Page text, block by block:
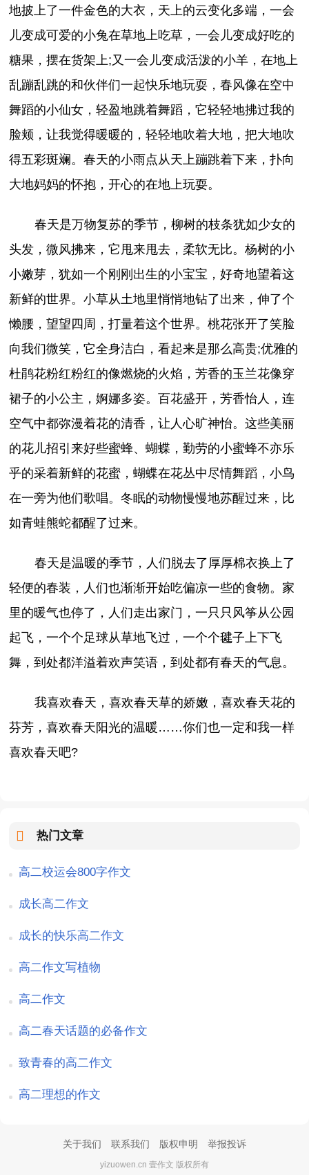
地披上了一件金色的大衣，天上的云变化多端，一会
儿变成可爱的小兔在草地上吃草，一会儿变成好吃的
糖果，摆在货架上;又一会儿变成活泼的小羊，在地上
乱蹦乱跳的和伙伴们一起快乐地玩耍，春风像在空中
舞蹈的小仙女，轻盈地跳着舞蹈，它轻轻地拂过我的
脸颊，让我觉得暖暖的，轻轻地吹着大地，把大地吹
得五彩斑斓。春天的小雨点从天上蹦跳着下来，扑向
大地妈妈的怀抱，开心的在地上玩耍。
春天是万物复苏的季节，柳树的枝条犹如少女的
头发，微风拂来，它甩来甩去，柔软无比。杨树的小
小嫩芽，犹如一个刚刚出生的小宝宝，好奇地望着这
新鲜的世界。小草从土地里悄悄地钻了出来，伸了个
懒腰，望望四周，打量着这个世界。桃花张开了笑脸
向我们微笑，它全身洁白，看起来是那么高贵;优雅的
杜鹃花粉红粉红的像燃烧的火焰，芳香的玉兰花像穿
裙子的小公主，婀娜多姿。百花盛开，芳香怡人，连
空气中都弥漫着花的清香，让人心旷神怡。这些美丽
的花儿招引来好些蜜蜂、蝴蝶，勤劳的小蜜蜂不亦乐
乎的采着新鲜的花蜜，蝴蝶在花丛中尽情舞蹈，小鸟
在一旁为他们歌唱。冬眠的动物慢慢地苏醒过来，比
如青蛙熊蛇都醒了过来。
春天是温暖的季节，人们脱去了厚厚棉衣换上了
轻便的春装，人们也渐渐开始吃偏凉一些的食物。家
里的暖气也停了，人们走出家门，一只只风筝从公园
起飞，一个个足球从草地飞过，一个个毽子上下飞
舞，到处都洋溢着欢声笑语，到处都有春天的气息。
我喜欢春天，喜欢春天草的娇嫩，喜欢春天花的
芬芳，喜欢春天阳光的温暖……你们也一定和我一样
喜欢春天吧?
热门文章
高二校运会800字作文
成长高二作文
成长的快乐高二作文
高二作文写植物
高二作文
高二春天话题的必备作文
致青春的高二作文
高二理想的作文
关于我们 联系我们 版权申明 举报投诉
yizuowen.cn 壹作文 版权所有